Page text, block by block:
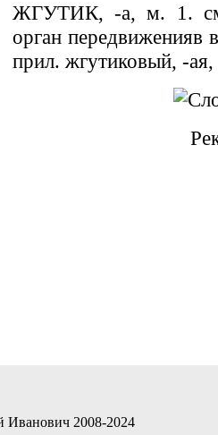
ЖГУТИК, -а, м. 1.
орган передвиженияв
прил. жгутиковый, -
Иванович 2008-2024